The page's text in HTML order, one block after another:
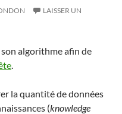
LAISSER UN
algorithme afin de
.
la quantité de données
(knowledge